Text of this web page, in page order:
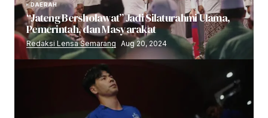
DAERAH
“Jateng Bersholawat” Jadi Silaturahmi Ulama,
Pemerintah, dan Masyarakat
Redaksi Lensa Semarang Aug 20, 2024